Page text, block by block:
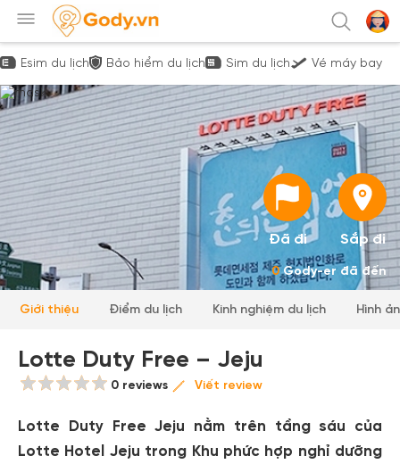
Esim du lịch Bảo hiểm du lịch Sim du lịch Vé máy bay
Đã đi Sắp đi
0Gody-er đã đến
Giới thiệu Điểm du lịch Kinh nghiệm du lịch Hình
Lotte Duty Free – Jeju
0 reviews Viết review
Lotte Duty Free Jeju nằm trên tầng sáu của
Lotte Hotel Jeju trong Khu phức hợp nghỉ dưỡng